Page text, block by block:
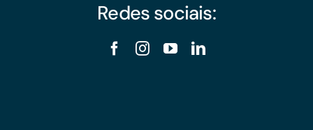
Redes sociais: